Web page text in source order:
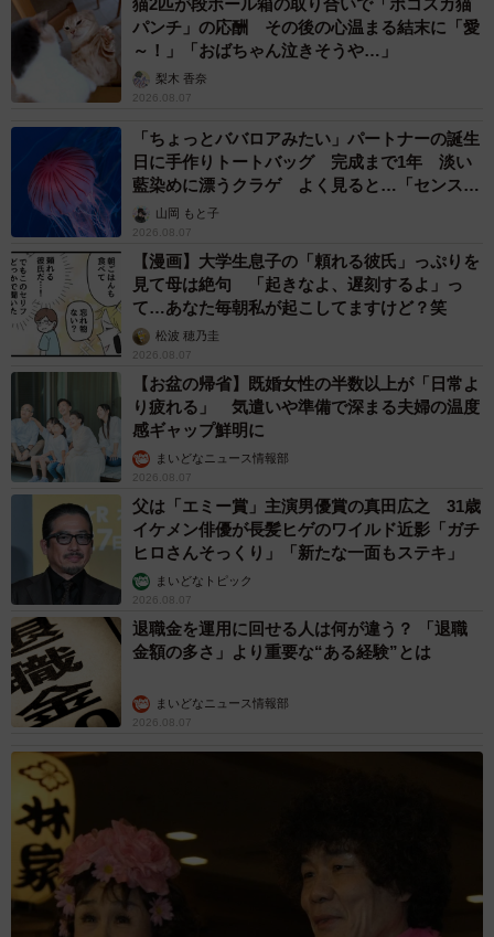
掘り起こすと立派なじゃがいもが！／つりきっぷさん（@KIPP）提供
大きな手間をかけずに育ったという今回のじゃがいも。そ
れでも収穫できたことで、野菜の再生栽培について改めて
考えるきっかけになったそうです。
「実は知られていないだけで、家庭菜園で再生できる野菜
パンチ」の応酬 その後の心温まる結末に「愛
～！」「おばちゃん泣きそうや…」
梨木 香奈
2026.08.07
「ちょっとババロアみたい」パートナーの誕生
日に手作りトートバッグ 完成まで1年 淡い
藍染めに漂うクラゲ よく見ると…「センスす
ごい」山岡 もと子
2026.08.07
【漫画】大学生息子の「頼れる彼氏」っぷりを
見て母は絶句 「起きなよ、遅刻するよ」っ
て…あなた毎朝私が起こしてますけど？笑
松波 穂乃圭
2026.08.07
【お盆の帰省】既婚女性の半数以上が「日常よ
り疲れる」 気遣いや準備で深まる夫婦の温度
感ギャップ鮮明に
まいどなニュース情報部
2026.08.07
父は「エミー賞」主演男優賞の真田広之 31歳
イケメン俳優が長髪ヒゲのワイルド近影「ガチ
ヒロさんそっくり」「新たな一面もステキ」
まいどなトピック
2026.08.07
退職金を運用に回せる人は何が違う？ 「退職
金額の多さ」より重要な“ある経験”とは
まいどなニュース情報部
2026.08.07